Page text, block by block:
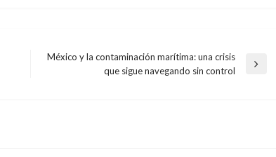
México y la contaminación marítima: una crisis
que sigue navegando sin control